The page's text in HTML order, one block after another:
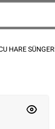
HARE